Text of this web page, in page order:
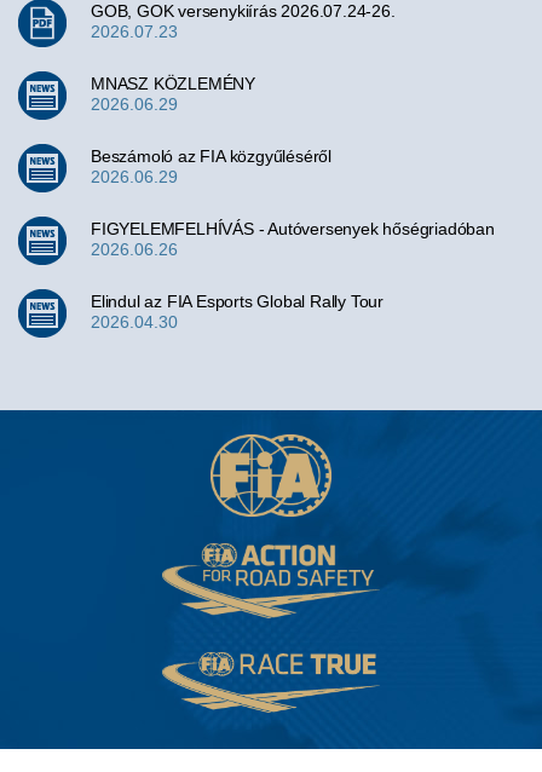
GOB, GOK versenykiírás 2026.07.24-26.
2026.07.23
MNASZ KÖZLEMÉNY
2026.06.29
Beszámoló az FIA közgyűléséről
2026.06.29
FIGYELEMFELHÍVÁS - Autóversenyek hőségriadóban
2026.06.26
Elindul az FIA Esports Global Rally Tour
2026.04.30